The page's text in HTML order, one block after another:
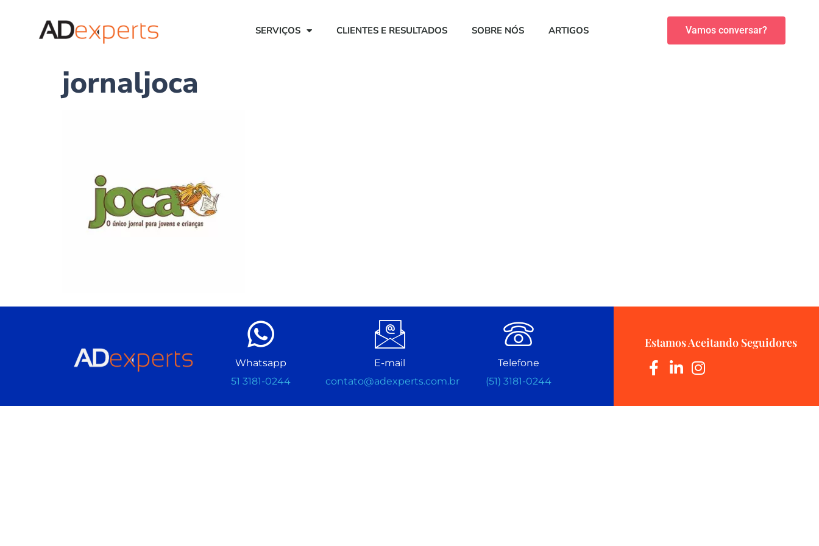
SERVIÇOS CLIENTES E RESULTADOS SOBRE NÓS ARTIGOS Vamos conversar?
jornaljoca
Whatsapp
51 3181-0244
E-mail
contato@adexperts.com.br
Telefone
(51) 3181-0244
Estamos Aceitando Seguidores